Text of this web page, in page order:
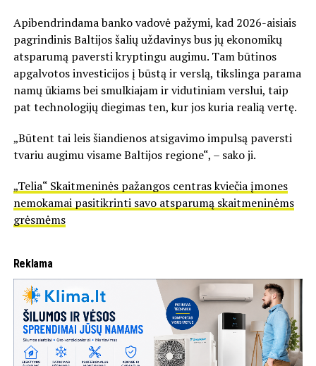
Apibendrindama banko vadovė pažymi, kad 2026-aisiais
pagrindinis Baltijos šalių uždavinys bus jų ekonomikų
atsparumą paversti kryptingu augimu. Tam būtinos
apgalvotos investicijos į būstą ir verslą, tikslinga parama
namų ūkiams bei smulkiajam ir vidutiniam verslui, taip
pat technologijų diegimas ten, kur jos kuria realią vertę.
„Būtent tai leis šiandienos atsigavimo impulsą paversti
tvariu augimu visame Baltijos regione“, – sako ji.
„Telia“ Skaitmeninės pažangos centras kviečia įmones
nemokamai pasitikrinti savo atsparumą skaitmeninėms
grėsmėms
Reklama